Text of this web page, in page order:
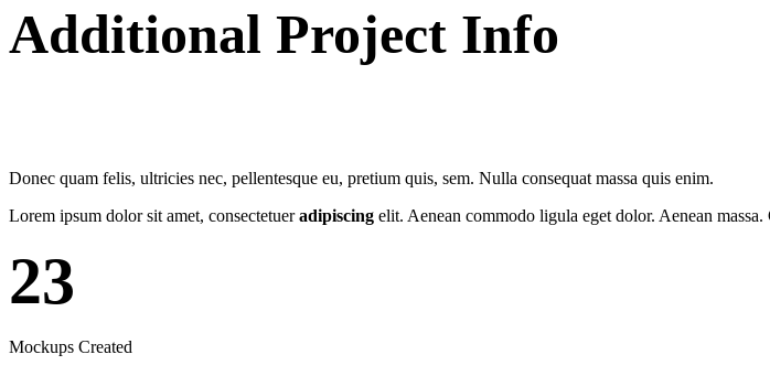
Additional Project Info
Donec quam felis, ultricies nec, pellentesque eu, pretium quis, sem. Nulla consequat massa quis enim.
Lorem ipsum dolor sit amet, consectetueradipiscing elit. Aenean commodo ligula eget dolor. Aenean
23
Mockups Created